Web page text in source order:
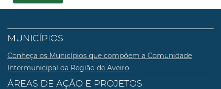
MUNICÍPIOS
Conheça os Municípios que compõem a Comunidade
Intermunicipal da Região de Aveiro
ÁREAS DE AÇÃO E PROJETOS